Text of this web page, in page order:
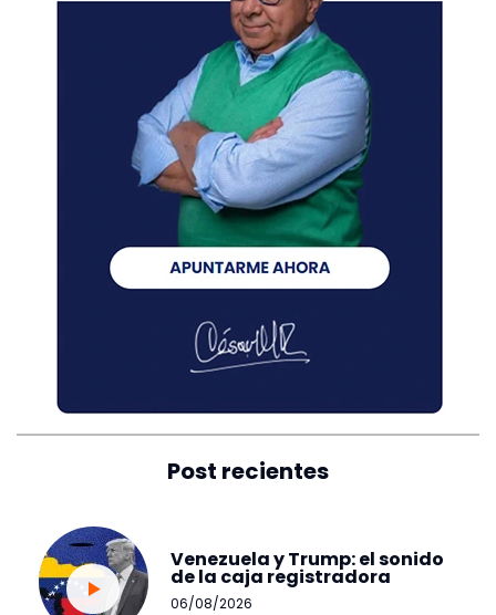
Post recientes
Venezuela y Trump: el sonido
de la caja registradora
06/08/2026